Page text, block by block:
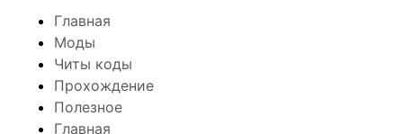
Главная
Моды
Читы коды
Прохождение
Полезное
Главная